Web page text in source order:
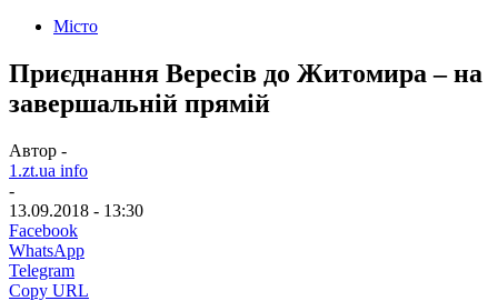
Місто
Приєднання Вересів до Житомира – на
завершальній прямій
Автор -
1.zt.ua info
-
13.09.2018 - 13:30
Facebook
WhatsApp
Telegram
Copy URL